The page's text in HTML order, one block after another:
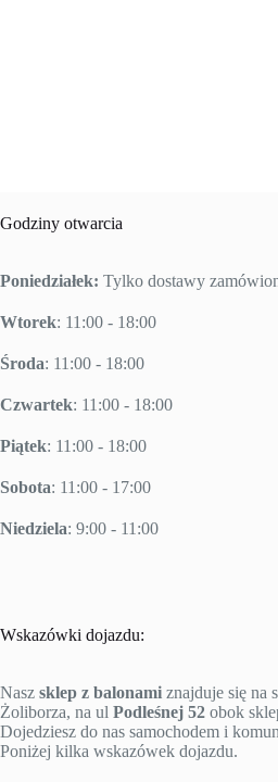
Godziny otwarcia
Poniedziałek: Tylko dostawy
Wtorek: 11:00 - 18:00
Środa: 11:00 - 18:00
Czwartek: 11:00 - 18:00
Piątek: 11:00 - 18:00
Sobota: 11:00 - 17:00
Niedziela: 9:00 - 11:00
Wskazówki dojazdu:
Nasz sklep z balonami znajduje się na
Żoliborza, na ul Podleśnej 52 obok
Dojedziesz do nas samochodem i
Poniżej kilka wskazówek dojazdu.